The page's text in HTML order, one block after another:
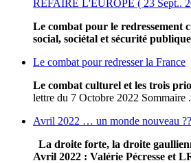
REFAIRE L'EUROPE ( 23 Sept..
Le combat pour le redressement
social, sociétal et sécurité publique
Le combat pour redresser la France
Le combat culturel et les trois
lettre du 7 Octobre 2022 Sommaire
Avril 2022 … un monde nouveau
La droite forte, la droite
Avril 2022 : Valérie Pécresse et